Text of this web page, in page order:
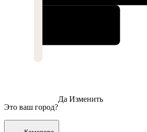
Это ваш город?
Да Изменить